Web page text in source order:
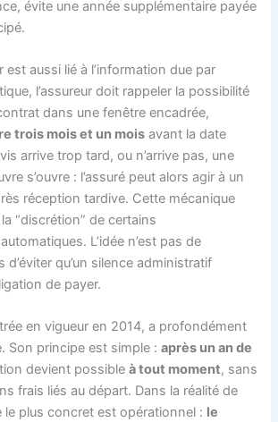
évite une année supplémentaire payée
est aussi lié à l’information due par
l’assureur doit rappeler la possibilité
dans une fenêtre encadrée,
trois mois et un mois avant la date
arrive trop tard, ou n’arrive pas, une
s’ouvre : l’assuré peut alors agir à un
réception tardive. Cette mécanique
“discrétion” de certains
L’idée n’est pas de
d’éviter qu’un silence administratif
de payer.
en vigueur en 2014, a profondément
Son principe est simple :après un an de
devient possibleà tout moment, sans
frais liés au départ. Dans la réalité de
le plus concret est opérationnel : le